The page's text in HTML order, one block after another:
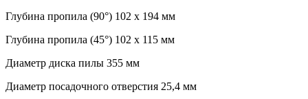
Глубина пропила (90°) 102 х 194 мм
Глубина пропила (45°) 102 х 115 мм
Диаметр диска пилы 355 мм
Диаметр посадочного отверстия 25,4 мм